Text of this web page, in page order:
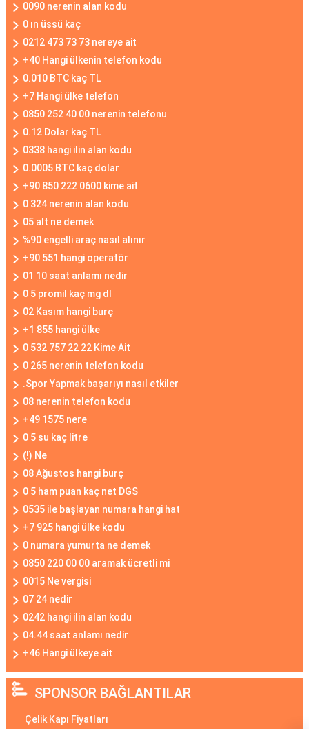
0090 nerenin alan kodu
0 ın üssü kaç
0212 473 73 73 nereye ait
+40 Hangi ülkenin telefon kodu
0.010 BTC kaç TL
+7 Hangi ülke telefon
0850 252 40 00 nerenin telefonu
0.12 Dolar kaç TL
0338 hangi ilin alan kodu
0.0005 BTC kaç dolar
+90 850 222 0600 kime ait
0 324 nerenin alan kodu
05 alt ne demek
%90 engelli araç nasıl alınır
+90 551 hangi operatör
01 10 saat anlamı nedir
0 5 promil kaç mg dl
02 Kasım hangi burç
+1 855 hangi ülke
0 532 757 22 22 Kime Ait
0 265 nerenin telefon kodu
.Spor Yapmak başarıyı nasıl etkiler
08 nerenin telefon kodu
+49 1575 nere
0 5 su kaç litre
(!) Ne
08 Ağustos hangi burç
0 5 ham puan kaç net DGS
0535 ile başlayan numara hangi hat
+7 925 hangi ülke kodu
0 numara yumurta ne demek
0850 220 00 00 aramak ücretli mi
0015 Ne vergisi
07 24 nedir
0242 hangi ilin alan kodu
04.44 saat anlamı nedir
+46 Hangi ülkeye ait
SPONSOR BAĞLANTILAR
Çelik Kapı Fiyatları